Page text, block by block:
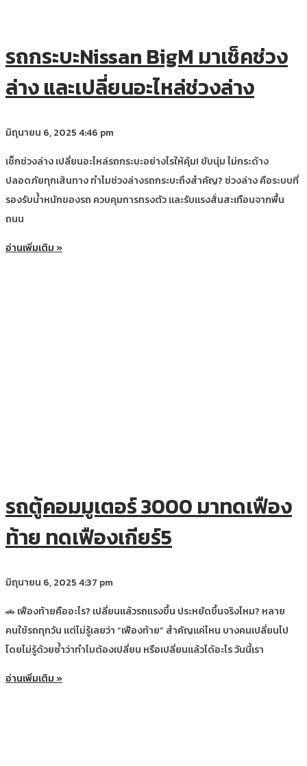
รถกระบะNissan BigM มาเช็คช่วง
ล่าง และเปลี่ยนอะไหล่ช่วงล่าง
มิถุนายน 6, 20254:46 pm
เช็กช่วงล่าง เปลี่ยนอะไหล่รถกระบะอย่างไรให้คุ้ม! ขับนุ่ม ไม่กระด้าง
ปลอดภัยทุกเส้นทาง ทำไมช่วงล่างรถกระบะถึงสำคัญ? ช่วงล่าง คือระบบที่
รองรับน้ำหนักของรถ ควบคุมการทรงตัว และรับแรงสั่นสะเทือนจากพื้น
ถนน
อ่านเพิ่มเติม »
รถตู้คอมมูเตอร์ 3000 มาทดเฟือง
ท้าย ทดเฟืองเกียร์5
มิถุนายน 6, 20254:37 pm
🚗 เฟืองท้ายคืออะไร? เปลี่ยนแล้วรถแรงขึ้น ประหยัดขึ้นจริงไหม? หลาย
คนใช้รถทุกวัน แต่ไม่รู้เลยว่า “เฟืองท้าย” สำคัญแค่ไหน บางคนเปลี่ยนไป
โดยไม่รู้ด้วยซ้ำว่าทำไมต้องเปลี่ยน หรือเปลี่ยนแล้วได้อะไร วันนี้เรา
อ่านเพิ่มเติม »